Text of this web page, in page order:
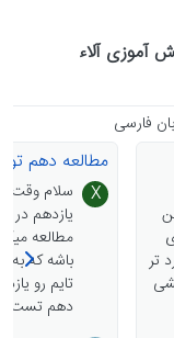
آموزی آلاء
فارسی
تر
مطالعه دهم
X
سلام وقت
یازدهم در
مطالعه
دهم تست